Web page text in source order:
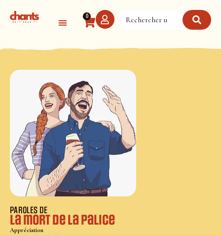
0
PAROLES DE
La mort de la palice
Appréciation